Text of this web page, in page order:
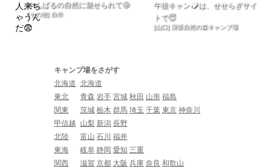
やんばるの自然に魅せられて🤩
[その他] 自作
午後キャン🏕は、せせらぎサイ
トで😇
[山口] 深坂自然の森キャンプ場
キャンプ場をさがす
北海道 北海道
東北
青森 岩手 宮城 秋田 山形 福島
関東
茨城 栃木 群馬 埼玉 千葉 東京 神奈川
甲信越
山梨 新潟 長野
北陸
富山 石川 福井
東海
岐阜 静岡 愛知 三重
関西
滋賀 京都 大阪 兵庫 奈良 和歌山